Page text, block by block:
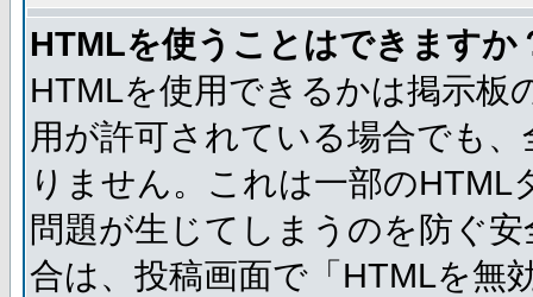
HTMLを使うことはできますか
HTMLを使用できるかは掲示板
用が許可されている場合でも
りません。これは一部の
問題が生じてしまうのを防ぐ
合は、投稿画面で「HTMLを無